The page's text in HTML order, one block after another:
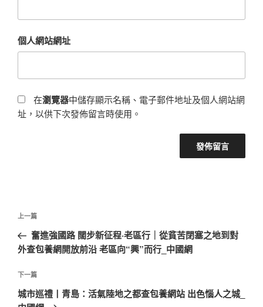
個人網站網址
在瀏覽器中儲存顯示名稱、電子郵件地址及個人網站網
址，以供下次發佈留言時使用。
文
導
覽
上
一
篇
章
上一篇
奮進強國路 闊步新征程·老區行｜從貧苦閉塞之地到對
外查包養網開放前沿 老區向“興”而行_中國網
下
一
篇
下一篇
城市巡禮丨青島：活氣陸地之都查包養網站 出色惱人之城_